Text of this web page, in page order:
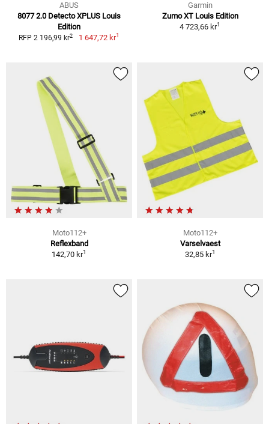
ABUS
8077 2.0 Detecto XPLUS Louis
Edition
RFP 2 196,99 kr2 1 647,72 kr1
Garmin
Zumo XT Louis Edition
4 723,66 kr1
Moto112+
Reflexband
142,70 kr1
Moto112+
Varselvaest
32,85 kr1